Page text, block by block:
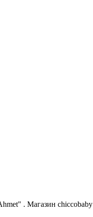
. Магазин chiccobaby